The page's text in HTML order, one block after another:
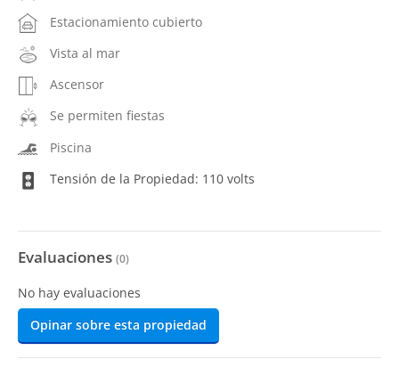
Estacionamiento cubierto
Vista al mar
Ascensor
Se permiten fiestas
Piscina
Tensión de la Propiedad: 110 volts
Evaluaciones (0)
No hay evaluaciones
Opinar sobre esta propiedad